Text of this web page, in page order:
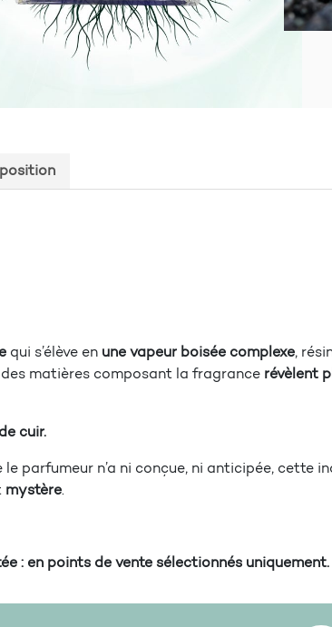
qui s’élève en une vapeur boisée complexe,
matières composant la fragrance révèlent
cuir.
le parfumeur n’a ni conçue, ni anticipée, cette
mystère.
: en points de vente sélectionnés uniquement.